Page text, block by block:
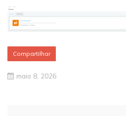
Compartilhar
maio 8, 2026